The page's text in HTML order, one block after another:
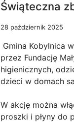
Świąteczna
28 październik 2025
Gmina Kobylnica
przez Fundację
higienicznych,
dzieci w domach
W akcję można
proszki i płyny do